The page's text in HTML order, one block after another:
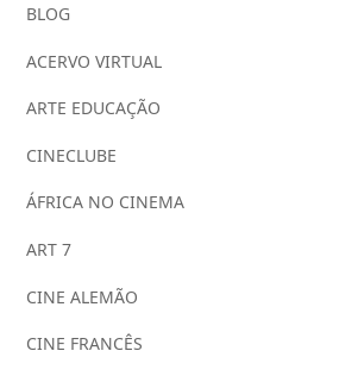
BLOG
ACERVO VIRTUAL
ARTE EDUCAÇÃO
CINECLUBE
ÁFRICA NO CINEMA
ART 7
CINE ALEMÃO
CINE FRANCÊS